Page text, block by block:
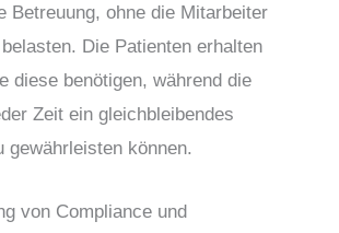
Betreuung, ohne die Mitarbeiter
Die Patienten erhalten
diese benötigen, während die
Zeit ein gleichbleibendes
gewährleisten können.
von Compliance und